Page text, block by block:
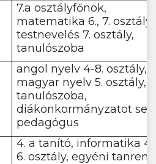
7.a osztályfőnök,
matematika 6., 7. osztály,
testnevelés 7. osztály,
tanulószoba
angol nyelv 4-8. osztály,
magyar nyelv 5. osztály,
tanulószoba,
diákönkormányzatot
pedagógus
4. a tanító, informatika 4.
6. osztály, egyéni tanrend